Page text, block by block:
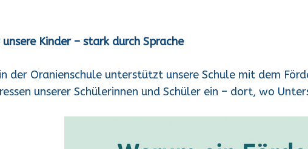
Kinder – stark durch Sprache
der Oranienschule unterstützt unsere Schule mit dem
unserer Schülerinnen und Schüler ein – dort, wo